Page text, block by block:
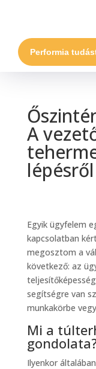
Performia
A
Egyik ügyfelem
kapcsolatban
megosztom a
következő: az
segítségre van
munkakörbe
Mi a
Ilyenkor